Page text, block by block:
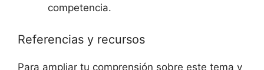
competencia.
Referencias ⁣y recursos
Para ampliar ‌tu comprensión sobre este tema ⁣y‌